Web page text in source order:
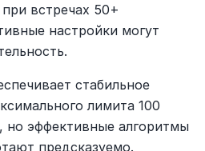
встречах 50+
настройки могут
стабильное
лимита 100
но эффективные алгоритмы
предсказуемо.